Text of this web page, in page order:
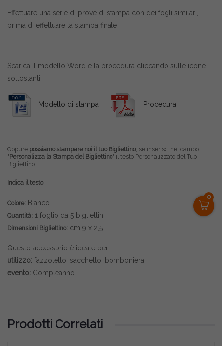
0
Effettuare una serie di prove di stampa con dei fogli similari,
prima di effettuare la stampa finale
Scarica il modello Word e la procedura cliccando sulle icone
sottostanti
Modello di stampa Procedura
Oppure possiamo stampare noi il tuo Bigliettino , se inserisci nel campo
"Personalizza la Stampa del Bigliettino" il testo Personalizzato del Tuo
Bigliettino
Indica il testo
Colore: Bianco
Quantità: 1 foglio da 5 bigliettini
Dimensioni Bigliettino: cm 9 x 2,5
Questo accessorio è ideale per:
utilizzo: fazzoletto, sacchetto, bomboniera
evento: Compleanno
Prodotti Correlati